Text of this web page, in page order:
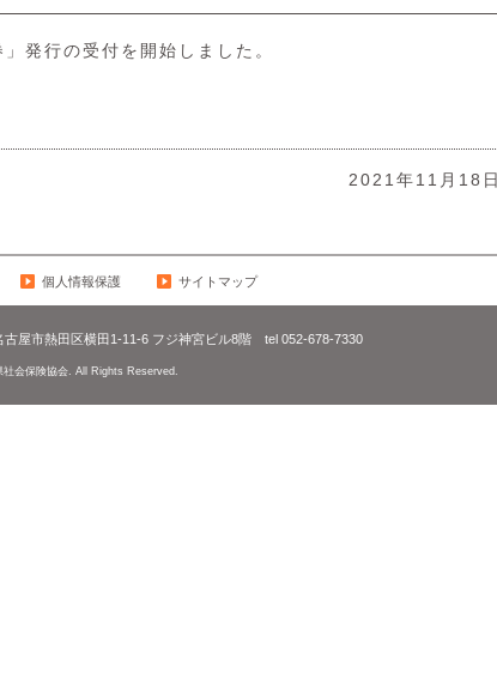
発行の受付を開始しました。
2021年11月18日
個人情報保護 サイトマップ
古屋市熱田区横田1-11-6 フジ神宮ビル8階 tel 052-678-7330
会保険協会. All Rights Reserved.